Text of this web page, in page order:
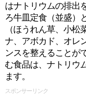
はナトリウムの排出
ろ牛皿定食（並盛）
（ほうれん草、小
ナ、アボカド、オレ
ンスを整えることが
む食品は、ナトリウ
ます。
スポンサーリンク